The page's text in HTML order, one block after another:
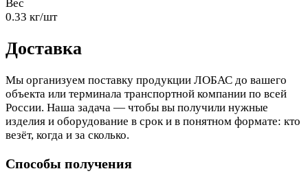
Вес
0.33 кг/шт
Доставка
Мы организуем поставку продукции ЛОБАС до вашего
объекта или терминала транспортной компании по всей
России. Наша задача — чтобы вы получили нужные
изделия и оборудование в срок и в понятном формате: кто
везёт, когда и за сколько.
Способы получения